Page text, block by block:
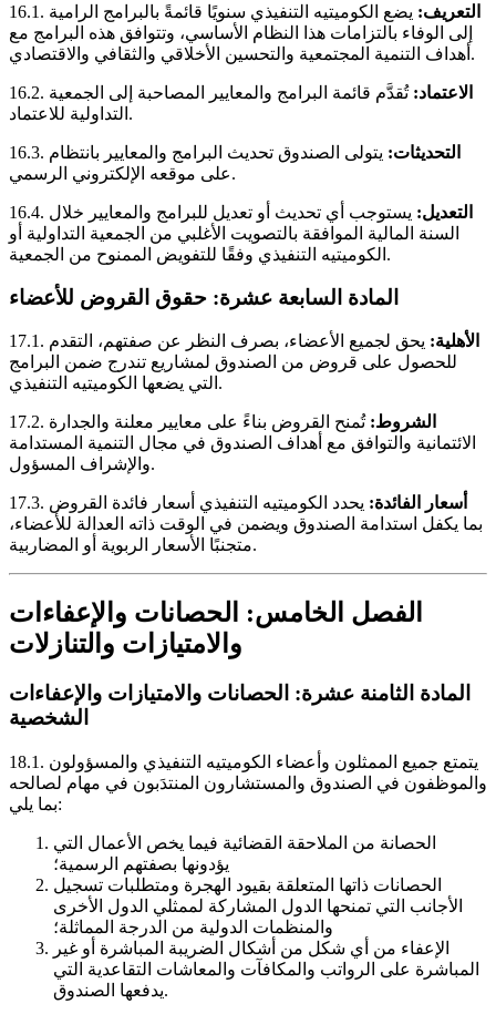
16.1. التعريف: يضع الكوميتيه التنفيذي سنويًا قائمةً بالبرامج الرامية
إلى الوفاء بالتزامات هذا النظام الأساسي، وتتوافق هذه البرامج مع
أهداف التنمية المجتمعية والتحسين الأخلاقي والثقافي والاقتصادي.
16.2. الاعتماد: تُقدَّم قائمة البرامج والمعايير المصاحبة إلى الجمعية
التداولية للاعتماد.
16.3. التحديثات: يتولى الصندوق تحديث البرامج والمعايير بانتظام
على موقعه الإلكتروني الرسمي.
16.4. التعديل: يستوجب أي تحديث أو تعديل للبرامج والمعايير خلال
السنة المالية الموافقة بالتصويت الأغلبي من الجمعية التداولية أو
الكوميتيه التنفيذي وفقًا للتفويض الممنوح من الجمعية.
المادة السابعة عشرة: حقوق القروض للأعضاء
17.1. الأهلية: يحق لجميع الأعضاء، بصرف النظر عن صفتهم، التقدم
للحصول على قروض من الصندوق لمشاريع تندرج ضمن البرامج
التي يضعها الكوميتيه التنفيذي.
17.2. الشروط: تُمنح القروض بناءً على معايير معلنة والجدارة
الائتمانية والتوافق مع أهداف الصندوق في مجال التنمية المستدامة
والإشراف المسؤول.
17.3. أسعار الفائدة: يحدد الكوميتيه التنفيذي أسعار فائدة القروض
بما يكفل استدامة الصندوق ويضمن في الوقت ذاته العدالة للأعضاء،
متجنبًا الأسعار الربوية أو المضاربية.
الفصل الخامس: الحصانات والإعفاءات
والامتيازات والتنازلات
المادة الثامنة عشرة: الحصانات والامتيازات والإعفاءات
الشخصية
18.1.
والموظفون في الصندوق والمستشارون المنتدَبون في مهام لصالحه
بما يلي:
الحصانة من الملاحقة القضائية فيما يخص الأعمال التي
يؤدونها بصفتهم الرسمية؛
الحصانات ذاتها المتعلقة بقيود الهجرة ومتطلبات تسجيل
الأجانب التي تمنحها الدول المشاركة لممثلي الدول الأخرى
والمنظمات الدولية من الدرجة المماثلة؛
الإعفاء من أي شكل من أشكال الضريبة المباشرة أو غير
المباشرة على الرواتب والمكافآت والمعاشات التقاعدية التي
يدفعها الصندوق.